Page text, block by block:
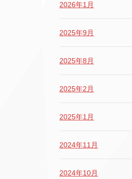
2026年1月
2025年9月
2025年8月
2025年2月
2025年1月
2024年11月
2024年10月